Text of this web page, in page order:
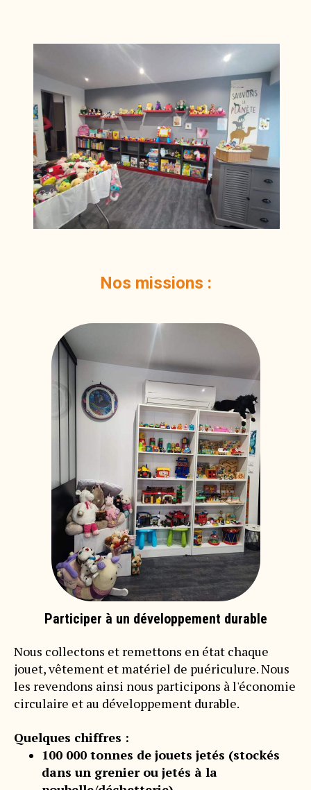
Nos missions :
Participer à un développement durable
Nous collectons et remettons en état chaque
jouet, vêtement et matériel de puériculure. Nous
les revendons ainsi nous participons à l'économie
circulaire et au développement durable.
Quelques chiffres :
100 000 tonnes de jouets jetés (stockés
dans un grenier ou jetés à la